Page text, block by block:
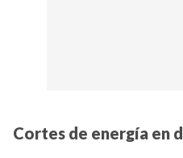
Cortes de energía en